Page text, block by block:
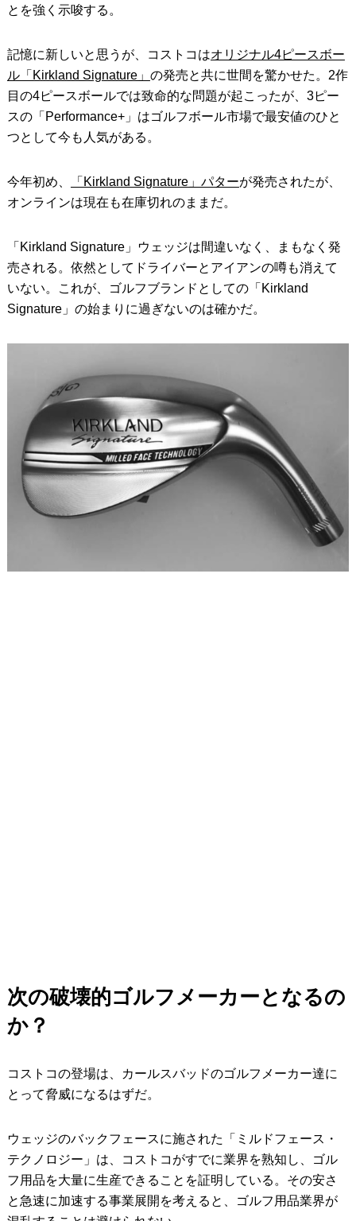
とを強く示唆する。
記憶に新しいと思うが、コストコはオリジナル4ピースボー
ル「Kirkland Signature」 の発売と共に世間を驚かせた。2作
目の4ピースボールでは致命的な問題が起こったが、3ピー
スの「Performance+」はゴルフボール市場で最安値のひと
つとして今も人気がある。
今年初め、 「Kirkland Signature」パターが発売されたが、
オンラインは現在も在庫切れのままだ。
「Kirkland Signature」ウェッジは間違いなく、まもなく発
売される。依然としてドライバーとアイアンの噂も消えて
いない。これが、ゴルフブランドとしての「Kirkland
Signature」の始まりに過ぎないのは確かだ。
次の破壊的ゴルフメーカーとなるの
か？
コストコの登場は、カールスバッドのゴルフメーカー達に
とって脅威になるはずだ。
ウェッジのバックフェースに施された「ミルドフェース・
テクノロジー」は、コストコがすでに業界を熟知し、ゴル
フ用品を大量に生産できることを証明している。その安さ
と急速に加速する事業展開を考えると、ゴルフ用品業界が